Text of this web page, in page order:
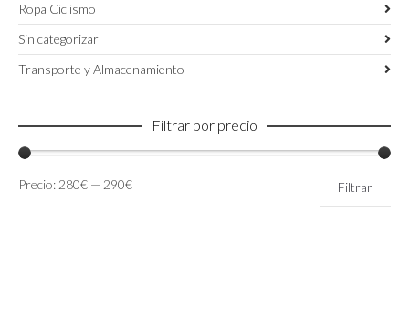
Ropa Ciclismo
Sin categorizar
Transporte y Almacenamiento
Filtrar por precio
Precio
Precio
Filtrar
Precio: 280€ — 290€